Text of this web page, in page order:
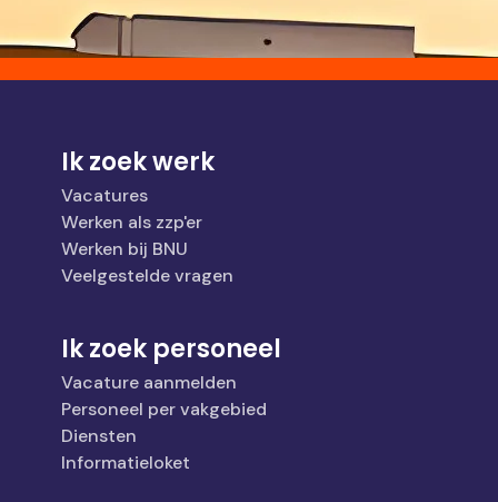
Ik zoek werk
Vacatures
Werken als zzp'er
Werken bij BNU
Veelgestelde vragen
Ik zoek personeel
Vacature aanmelden
Personeel per vakgebied
Diensten
Informatieloket